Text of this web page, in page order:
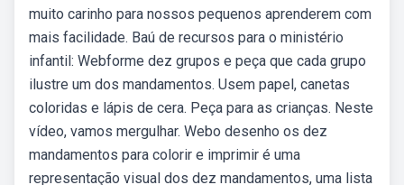
muito carinho para nossos pequenos aprenderem com
mais facilidade. Baú de recursos para o ministério
infantil: Webforme dez grupos e peça que cada grupo
ilustre um dos mandamentos. Usem papel, canetas
coloridas e lápis de cera. Peça para as crianças. Neste
vídeo, vamos mergulhar. Webo desenho os dez
mandamentos para colorir e imprimir é uma
representação visual dos dez mandamentos, uma lista